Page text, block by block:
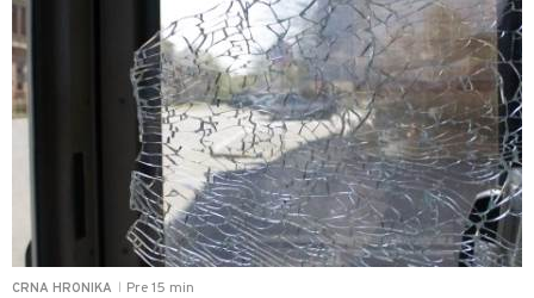
CRNA HRONIKA Pre 15 min